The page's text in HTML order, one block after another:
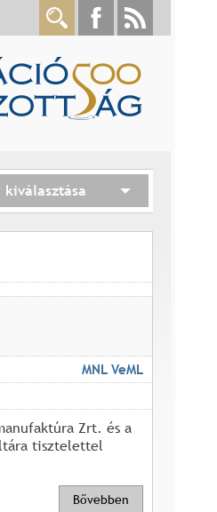
kiválasztása
MNL VeML
Zrt. és a
tisztelettel
Bővebben